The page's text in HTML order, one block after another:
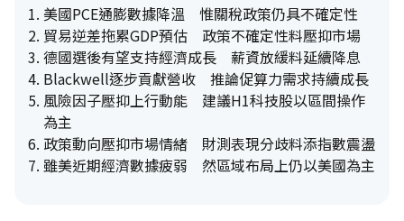
美國PCE通膨數據降溫 惟關稅政策仍具不確定性
貿易逆差拖累GDP預估 政策不確定性料壓抑市場
德國選後有望支持經濟成長 薪資放緩料延續降息
Blackwell逐步貢獻營收 推論促算力需求持續成長
風險因子壓抑上行動能 建議H1科技股以區間操作
為主
政策動向壓抑市場情緒 財測表現分歧料添指數震盪
雖美近期經濟數據疲弱 然區域布局上仍以美國為主